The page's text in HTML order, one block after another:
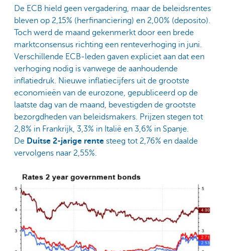
De ECB hield geen vergadering, maar de beleidsrentes
bleven op 2,15% (herfinanciering) en 2,00% (deposito).
Toch werd de maand gekenmerkt door een brede
marktconsensus richting een renteverhoging in juni.
Verschillende ECB-leden gaven expliciet aan dat een
verhoging nodig is vanwege de aanhoudende
inflatiedruk. Nieuwe inflatiecijfers uit de grootste
economieën van de eurozone, gepubliceerd op de
laatste dag van de maand, bevestigden de grootste
bezorgdheden van beleidsmakers. Prijzen stegen tot
2,8% in Frankrijk, 3,3% in Italië en 3,6% in Spanje.
De Duitse 2-jarige rente steeg tot 2,76% en daalde
vervolgens naar 2,55%.